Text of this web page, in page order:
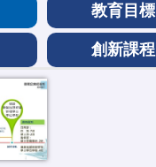
教育目標
創新課程